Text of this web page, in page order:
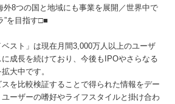
外8つの国と地域にも事業を展開／世界中で
”を目指す□■
スト」は現在月間3,000万人以上のユーザ
成長を続けており、今後もIPOやさらなる
大中です。
を比較検証することで得られた情報をデー
ーザーの嗜好やライフスタイルと掛け合わ